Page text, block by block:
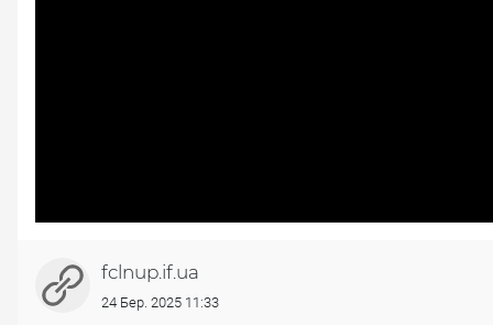
fclnup.if.ua
24 Бер. 2025 11:33